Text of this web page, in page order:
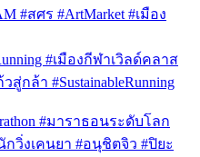
#สศร #ArtMarket #เมือง
#เมืองกีฬาเวิลด์คลาส
กล้า #SustainableRunning
#มาราธอนระดับโลก
กวิ่งเคนยา #อนุชิตจิว #ปิยะ